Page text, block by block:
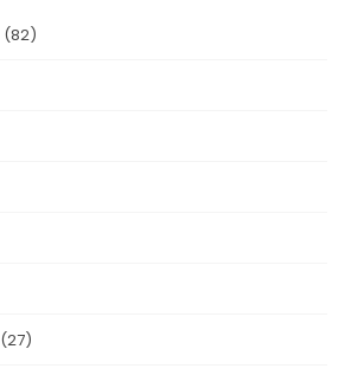
(82)
(27)